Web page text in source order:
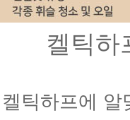
켈틱하
켈틱하프에 알